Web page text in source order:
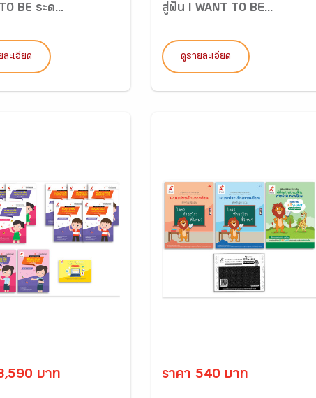
BE ระด...
ละเอียด
สู่ฝัน I WANT TO BE...
ดูรายละเอียด
บาท ราคา 540 บาท